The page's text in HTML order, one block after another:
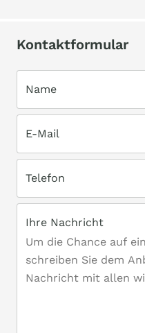
Kontaktformular
Name
E-Mail
Telefon
Ihre Nachricht